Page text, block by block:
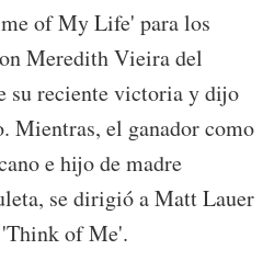
of My Life' para los
Meredith Vieira del
su reciente victoria y dijo
Mientras, el ganador como
e hijo de madre
se dirigió a Matt Lauer
'Think of Me'.